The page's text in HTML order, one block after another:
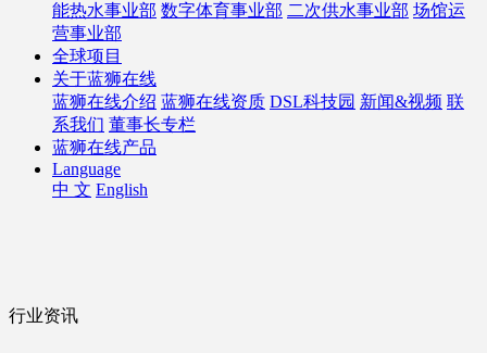
能热水事业部 数字体育事业部 二次供水事业部 场馆运
营事业部
全球项目
关于蓝狮在线
蓝狮在线介绍 蓝狮在线资质 DSL科技园 新闻&视频 联
系我们 董事长专栏
蓝狮在线产品
Language
中 文 English
行业资讯